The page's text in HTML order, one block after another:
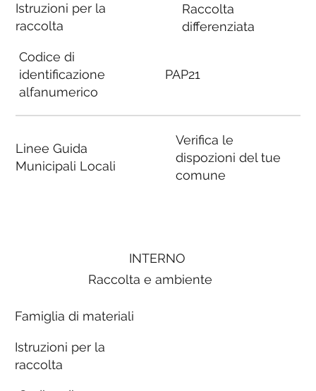
Istruzioni per la
raccolta
Codice di
identificazione
alfanumerico
Linee Guida
Municipali Locali
Raccolta
differenziata
PAP21
Verifica le
dispozioni del tue
comune
INTERNO
Raccolta e ambiente
Famiglia di materiali
Istruzioni per la
raccolta